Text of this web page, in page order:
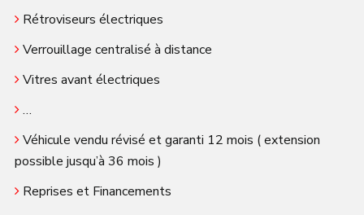
Rétroviseurs électriques
Verrouillage centralisé à distance
Vitres avant électriques
…
Véhicule vendu révisé et garanti 12 mois ( extension
possible jusqu’à 36 mois )
Reprises et Financements